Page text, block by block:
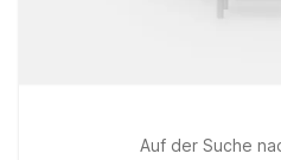
Auf der Suche